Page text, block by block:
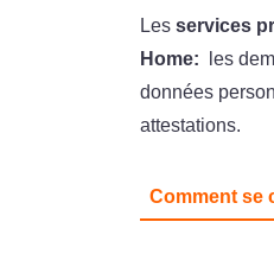
Les services
Home: les
données
attestations.
Comment se